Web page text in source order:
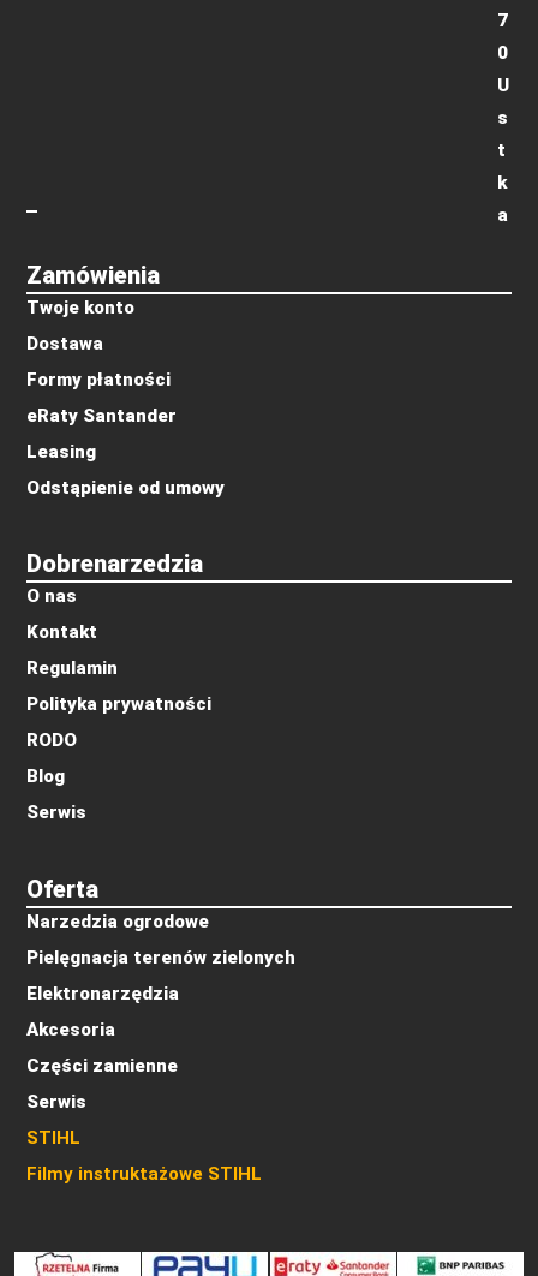
Oferta
Narzedzia ogrodowe
Pielęgnacja terenów zielonych
Elektronarzędzia
Akcesoria
Części zamienne
Serwis
STIHL
Filmy instruktażowe STIHL
Dobrenarzedzia
O nas
Kontakt
Regulamin
Polityka prywatności
RODO
Blog
Serwis
Zamówienia
Twoje konto
Dostawa
Formy płatności
eRaty Santander
Leasing
Odstąpienie od umowy
7
0
U
s
t
k
a